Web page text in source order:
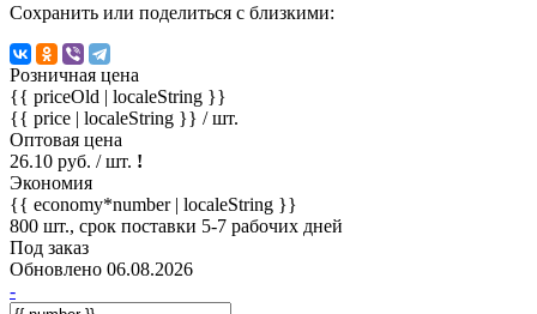
Сохранить или поделиться с близкими:
Розничная цена
{{ priceOld | localeString }}
{{ price | localeString }} / шт.
Оптовая цена
26.10 руб. / шт. !
Экономия
{{ economy*number | localeString }}
800 шт., срок поставки 5-7 рабочих дней
Под заказ
Обновлено 06.08.2026
-